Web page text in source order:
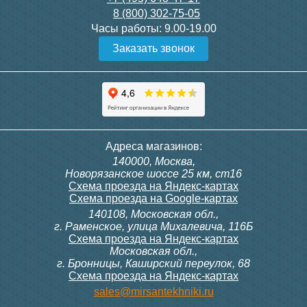
Конвектор ITT.080.200.1300
с решеткой GRILL.SGW-20-
Конвектор ITT.080.200.1000
с решеткой GRILL.SGW-20-
Конвектор ITT.080.200.1000
с решеткой GRILL.SGW-20-
Конвектор ITT.080.200.900 с
решеткой GRILL.SGA-20-
Подробнее Подробнее
300, 230В (врезной - квадр.
9 700
конвектора прямой itermic
ITFS
5 150
8 (800) 302-75-05
Часы работы: 9.00-19.00
Заказать звонок
Адреса магазинов:
140000, Москва,
Новорязанское шоссе 25 км, ст16
Схема проезда на Яндекс-картах
Схема проезда на Google-картах
140108, Московская обл.,
г. Раменское, улица Михалевича, 116Б
Схема проезда на Яндекс-картах
Московская обл.,
г. Бронницы, Каширский переулок, 68
Схема проезда на Яндекс-картах
sales@mirsantekhniki.ru